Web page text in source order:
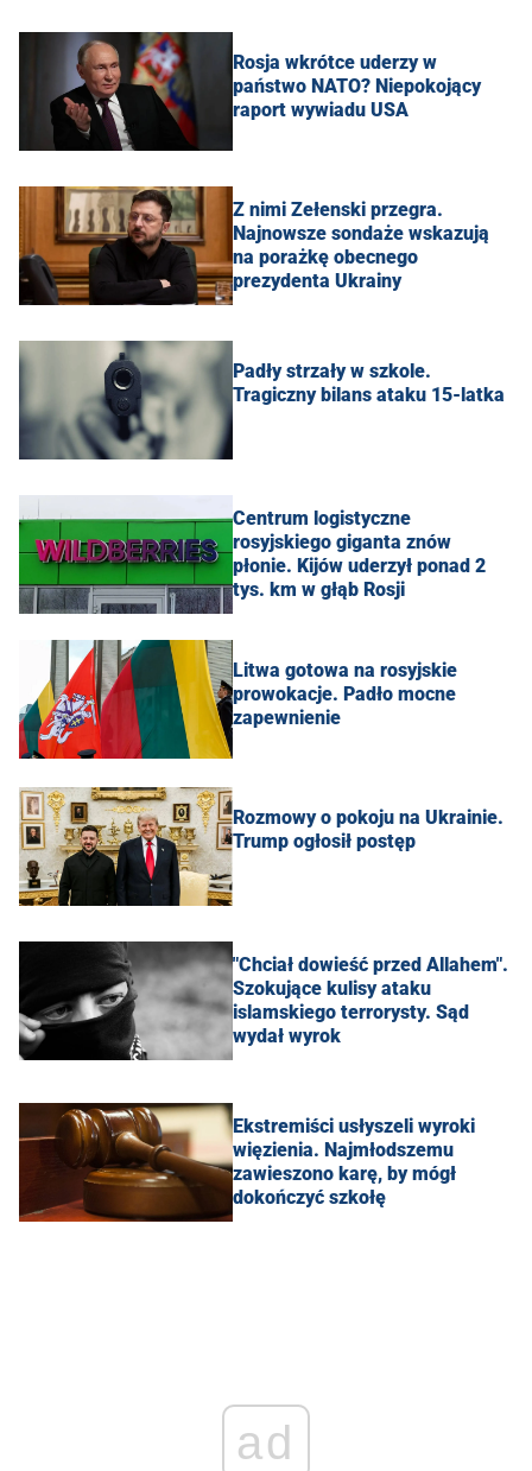
Rosja wkrótce uderzy w
państwo NATO? Niepokojący
raport wywiadu USA
Z nimi Zełenski przegra.
Najnowsze sondaże wskazują
na porażkę obecnego
prezydenta Ukrainy
Padły strzały w szkole.
Tragiczny bilans ataku 15-latka
Centrum logistyczne
rosyjskiego giganta znów
płonie. Kijów uderzył ponad 2
tys. km w głąb Rosji
Litwa gotowa na rosyjskie
prowokacje. Padło mocne
zapewnienie
Rozmowy o pokoju na Ukrainie.
Trump ogłosił postęp
"Chciał dowieść przed Allahem".
Szokujące kulisy ataku
islamskiego terrorysty. Sąd
wydał wyrok
Ekstremiści usłyszeli wyroki
więzienia. Najmłodszemu
zawieszono karę, by mógł
dokończyć szkołę
ad